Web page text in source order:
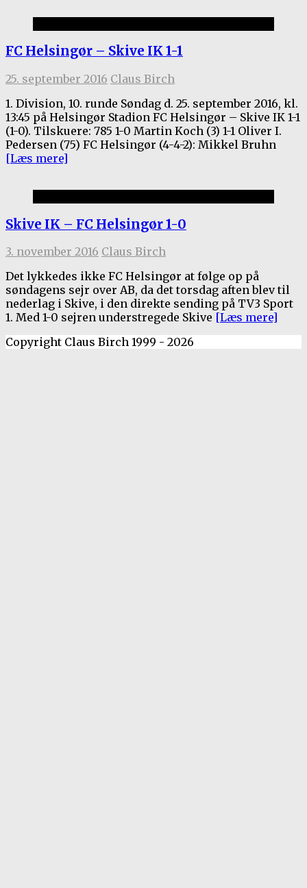
FC Helsingør – Skive IK 1-1
25. september 2016 Claus Birch
1. Division, 10. runde Søndag d. 25. september 2016, kl.
13:45 på Helsingør Stadion FC Helsingør – Skive IK 1-1
(1-0). Tilskuere: 785 1-0 Martin Koch (3) 1-1 Oliver I.
Pedersen (75) FC Helsingør (4-4-2): Mikkel Bruhn
[Læs mere]
Skive IK – FC Helsingør 1-0
3. november 2016 Claus Birch
Det lykkedes ikke FC Helsingør at følge op på
søndagens sejr over AB, da det torsdag aften blev til
nederlag i Skive, i den direkte sending på TV3 Sport
1. Med 1-0 sejren understregede Skive [Læs mere]
Copyright Claus Birch 1999 - 2026